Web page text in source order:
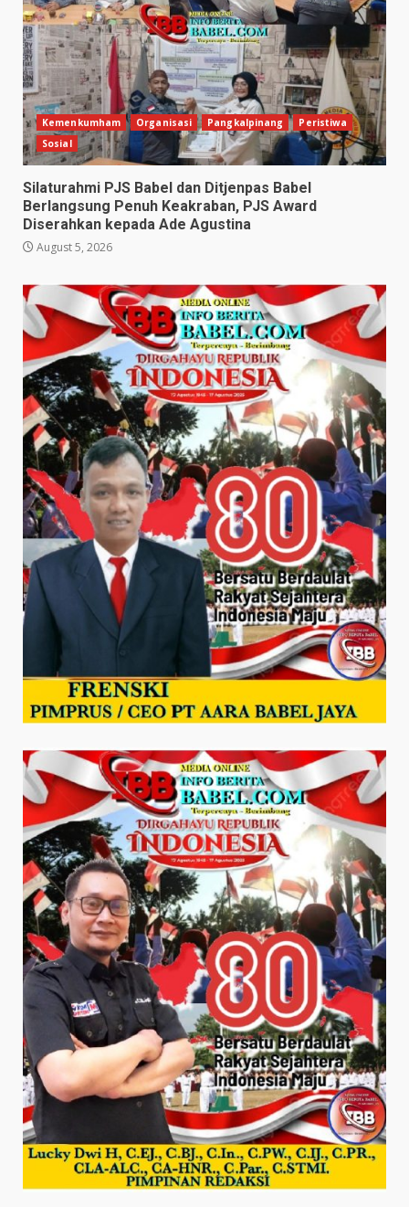
Kemenkumham Organisasi Pangkalpinang
Peristiwa
Sosial
Silaturahmi PJS Babel dan Ditjenpas Babel
Berlangsung Penuh Keakraban, PJS Award
Diserahkan kepada Ade Agustina
August 5, 2026